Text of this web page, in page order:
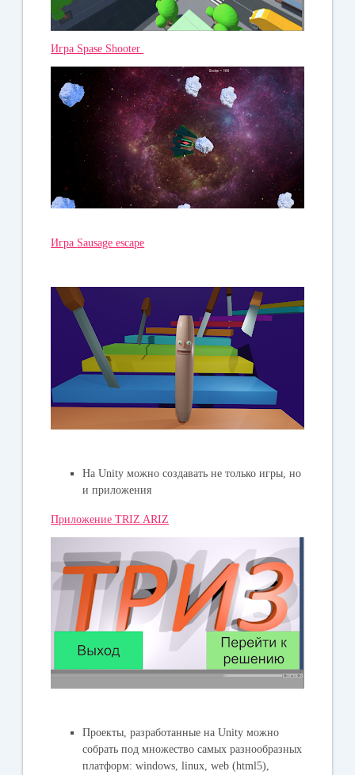
Игра Spase Shooter
Игра Sausage escape
На Unity можно создавать не только игры, но
и приложения
Приложение TRIZ ARIZ
Проекты, разработанные на Unity можно
собрать под множество самых разнообразных
платформ: windows, linux, web (html5),